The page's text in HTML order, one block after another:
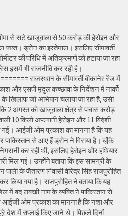
से सटे खाजूवाला से 50 करोड़ की हेरोइन और
जब्त। ड्रोन का इस्तेमाल। इसलिए सीमावर्ती
की परिधि में अतिक्रमणों को हटाया जा रहा
इसमें भी राजनीति कर रही है।
राजस्थान के सीमावर्ती बीकानेर रेंज में
और एसपी मृदुल कच्छावा के निर्देशन में नार्को
खिलाफ जो अभियान चलाया जा रहा है, उसी
कि 2 अगस्त को खाजूवाला क्षेत्र से पचास करोड़
10 किलो अफगानी हेरोइन और 11 विदेशी
गई। आईजी ओम प्रकाश का मानना है कि यह
पाकिस्तान से आए हैं ड्रोन ने गिराया है। चूंकि
कर रही थी, इसलिए हेरोइन और हथियार
मिल गई। उन्होंने बताया कि इस सामग्री के
पाली के जैतारण निवासी वीरेंद्र सिंह राजपुरोहित
लिया गया है। राजपुरोहित ने बताया कि यह
में बंद लक्खी नाम के व्यक्ति ने पाकिस्तान से
आईजी ओम प्रकाश का मानना है कि नशा और
देश में सप्लाई किए जाने थे। पिछले दिनों